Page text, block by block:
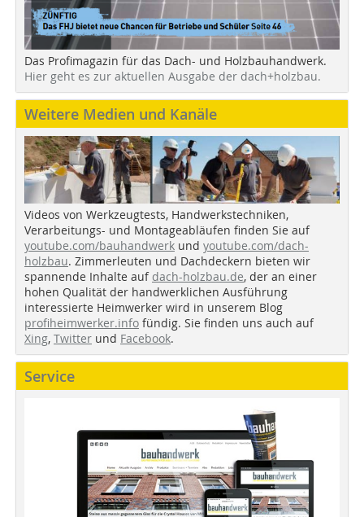
Das Profimagazin für das Dach- und Holzbauhandwerk.
Hier geht es zur aktuellen Ausgabe der dach+holzbau.
Weitere Medien und Kanäle
Videos von Werkzeugtests, Handwerkstechniken,
Verarbeitungs- und Montageabläufen finden Sie auf
youtube.com/bauhandwerk und youtube.com/dach-
holzbau. Zimmerleuten und Dachdeckern bieten wir
spannende Inhalte auf dach-holzbau.de, der an einer
hohen Qualität der handwerklichen Ausführung
interessierte Heimwerker wird in unserem Blog
profiheimwerker.info fündig. Sie finden uns auch auf
Xing, Twitter und Facebook.
Service